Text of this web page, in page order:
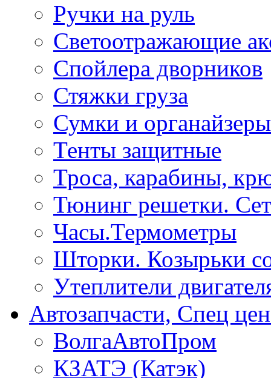
Ручки на руль
Светоотражающие
Спойлера дворников
Стяжки груза
Сумки и органайзеры
Тенты защитные
Троса, карабины,
Тюнинг решетки.
Часы.Термометры
Шторки. Козырьки
Утеплители
Автозапчасти, Спец
ВолгаАвтоПром
КЗАТЭ (Катэк)